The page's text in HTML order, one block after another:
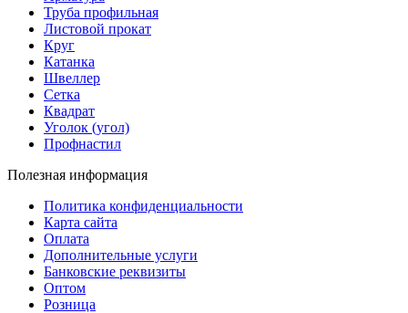
Труба профильная
Листовой прокат
Круг
Катанка
Швеллер
Сетка
Квадрат
Уголок (угол)
Профнастил
Полезная информация
Политика конфиденциальности
Карта сайта
Оплата
Дополнительные услуги
Банковские реквизиты
Оптом
Розница